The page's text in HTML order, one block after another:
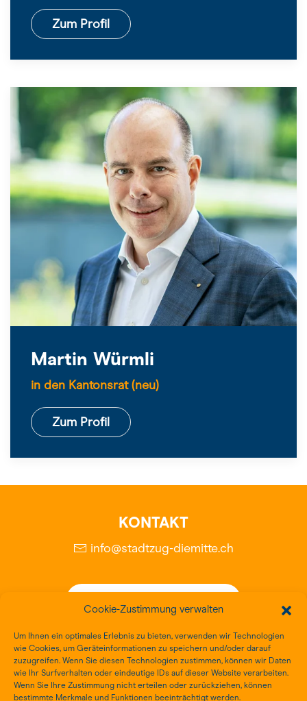
Cookie-Zustimmung verwalten
Um Ihnen ein optimales Erlebnis zu bieten, verwenden wir Technologien
wie Cookies, um Geräteinformationen zu speichern und/oder darauf
zuzugreifen. Wenn Sie diesen Technologien zustimmen, können wir Daten
wie Ihr Surfverhalten oder eindeutige IDs auf dieser Website verarbeiten.
Wenn Sie Ihre Zustimmung nicht erteilen oder zurückziehen, können
bestimmte Merkmale und Funktionen beeinträchtigt werden.
Zum Profil
Martin Würmli
in den Kantonsrat (neu)
Zum Profil
KONTAKT
info@stadtzug-diemitte.ch
Downloads Links